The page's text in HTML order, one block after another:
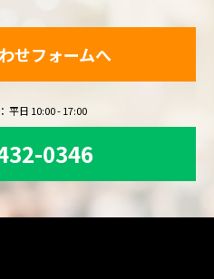
せフォームへ
平日 10:00 - 17:00
0346